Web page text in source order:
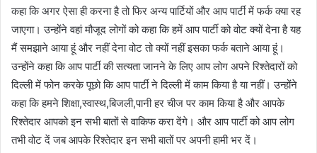
कहा कि अगर ऐसा ही करना है तो फिर अन्य पार्टियों और आप पार्टी में फर्क क्या रह
जाएगा। उन्होंने वहां मौजूद लोगों को कहा कि हमें आप पार्टी को वोट क्यों देना है यह
मैं समझाने आया हूं और नहीं देना वोट तो क्यों नहीं इसका फर्क बताने आया हूं।
उन्होंने कहा कि आप पार्टी की सत्यता जानने के लिए आप लोग अपने रिश्तेदारों को
दिल्ली में फोन करके पूछो कि आप पार्टी ने दिल्ली में काम किया है या नहीं। उन्होंने
कहा कि हमने शिक्षा,स्वास्थ,बिजली,पानी हर चीज पर काम किया है और आपके
रिश्तेदार आपको इन सभी बातों से वाकिफ करा देंगे। और आप पार्टी को आप लोग
तभी वोट दें जब आपके रिश्तेदार इन सभी बातों पर अपनी हामी भर दें।